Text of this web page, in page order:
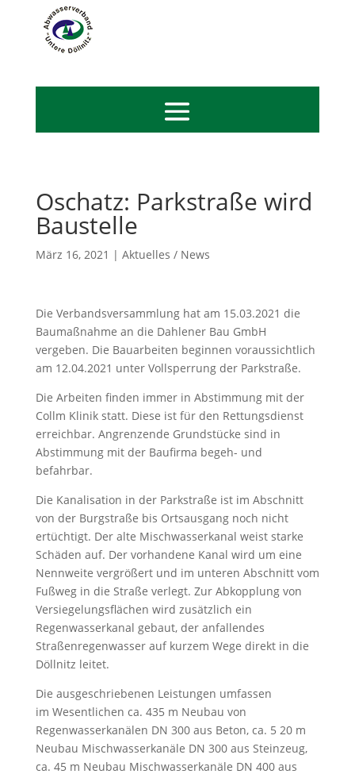
Oschatz: Parkstraße wird
Baustelle
März 16, 2021 | Aktuelles / News
Die Verbandsversammlung hat am 15.03.2021 die
Baumaßnahme an die Dahlener Bau GmbH
vergeben. Die Bauarbeiten beginnen voraussichtlich
am 12.04.2021 unter Vollsperrung der Parkstraße.
Die Arbeiten finden immer in Abstimmung mit der
Collm Klinik statt. Diese ist für den Rettungsdienst
erreichbar. Angrenzende Grundstücke sind in
Abstimmung mit der Baufirma begeh- und
befahrbar.
Die Kanalisation in der Parkstraße ist im Abschnitt
von der Burgstraße bis Ortsausgang noch nicht
ertüchtigt. Der alte Mischwasserkanal weist starke
Schäden auf. Der vorhandene Kanal wird um eine
Nennweite vergrößert und im unteren Abschnitt vom
Fußweg in die Straße verlegt. Zur Abkopplung von
Versiegelungsflächen wird zusätzlich ein
Regenwasserkanal gebaut, der anfallendes
Straßenregenwasser auf kurzem Wege direkt in die
Döllnitz leitet.
Die ausgeschriebenen Leistungen umfassen
im Wesentlichen ca. 435 m Neubau von
Regenwasserkanälen DN 300 aus Beton, ca. 5 20 m
Neubau Mischwasserkanäle DN 300 aus Steinzeug,
ca. 45 m Neubau Mischwasserkanäle DN 400 aus